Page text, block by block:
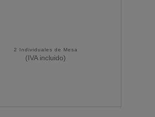
2 Individuales de Mesa
(IVA incluido)